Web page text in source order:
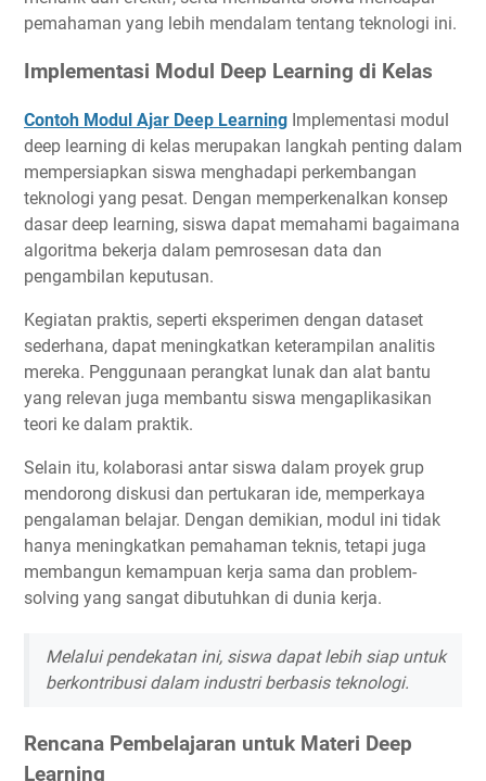
pemahaman yang lebih mendalam tentang teknologi ini.
Implementasi Modul Deep Learning di Kelas
Contoh Modul Ajar Deep Learning Implementasi modul
deep learning di kelas merupakan langkah penting dalam
mempersiapkan siswa menghadapi perkembangan
teknologi yang pesat. Dengan memperkenalkan konsep
dasar deep learning, siswa dapat memahami bagaimana
algoritma bekerja dalam pemrosesan data dan
pengambilan keputusan.
Kegiatan praktis, seperti eksperimen dengan dataset
sederhana, dapat meningkatkan keterampilan analitis
mereka. Penggunaan perangkat lunak dan alat bantu
yang relevan juga membantu siswa mengaplikasikan
teori ke dalam praktik.
Selain itu, kolaborasi antar siswa dalam proyek grup
mendorong diskusi dan pertukaran ide, memperkaya
pengalaman belajar. Dengan demikian, modul ini tidak
hanya meningkatkan pemahaman teknis, tetapi juga
membangun kemampuan kerja sama dan problem-
solving yang sangat dibutuhkan di dunia kerja.
Melalui pendekatan ini, siswa dapat lebih siap untuk
berkontribusi dalam industri berbasis teknologi.
Rencana Pembelajaran untuk Materi Deep
Learning